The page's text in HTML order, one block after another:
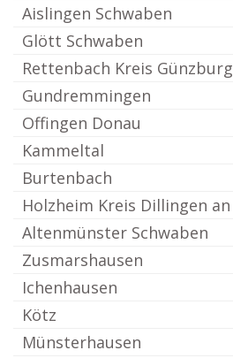
Aislingen Schwaben
Glött Schwaben
Rettenbach Kreis Günzburg
Gundremmingen
Offingen Donau
Kammeltal
Burtenbach
Holzheim Kreis Dillingen
Altenmünster Schwaben
Zusmarshausen
Ichenhausen
Kötz
Münsterhausen